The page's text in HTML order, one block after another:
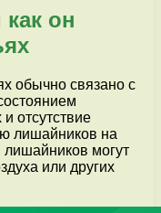
он
обычно связано с
отсутствие
лишайников на
могут
или других